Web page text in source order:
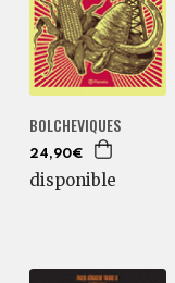
BOLCHEVIQUES
24,90€
disponible